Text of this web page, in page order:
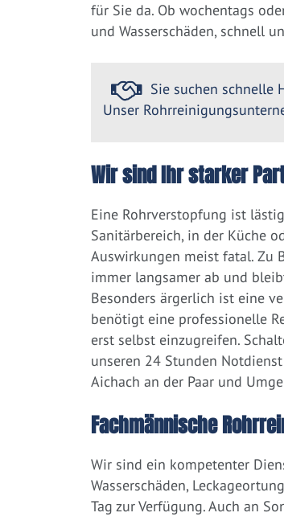
für Sie da. Ob wochentags
und Wasserschäden, schnell
Sie suchen schnelle
Unser
Wir sind Ihr starker
Eine Rohrverstopfung ist
Sanitärbereich, in der Küche
Auswirkungen meist fatal. Zu
immer langsamer ab und
Besonders ärgerlich ist eine
benötigt eine professionelle
erst selbst einzugreifen.
unseren 24 Stunden
Aichach an der Paar und
Fachmännische
Wir sind ein kompetenter
Wasserschäden,
Tag zur Verfügung. Auch an